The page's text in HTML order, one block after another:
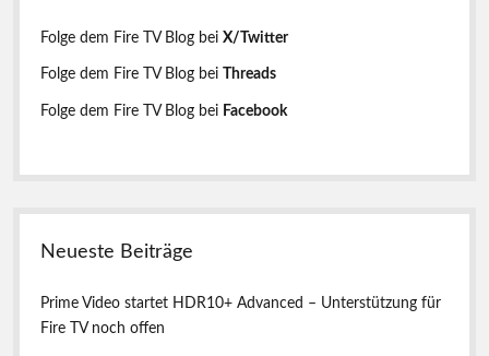
Folge dem Fire TV Blog beiX/Twitter
Folge dem Fire TV Blog bei Threads
Folge dem Fire TV Blog bei Facebook
Neueste Beiträge
Prime Video startet HDR10+ Advanced – Unterstützung für
Fire TV noch offen